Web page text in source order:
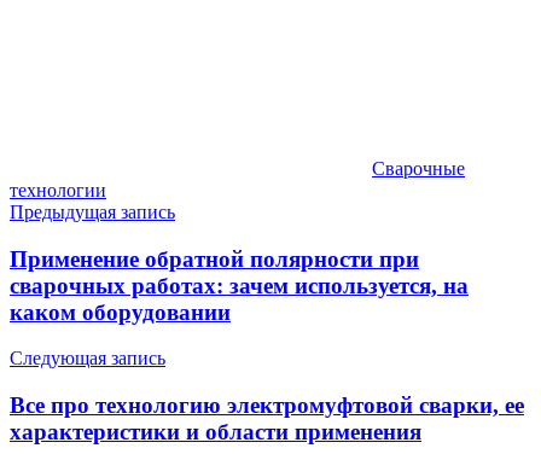
Сварочные
технологии
Навигация
по
записям
Предыдущая запись
Применение обратной полярности при
сварочных работах: зачем используется, на
каком оборудовании
Следующая запись
Все про технологию электромуфтовой сварки, ее
характеристики и области применения